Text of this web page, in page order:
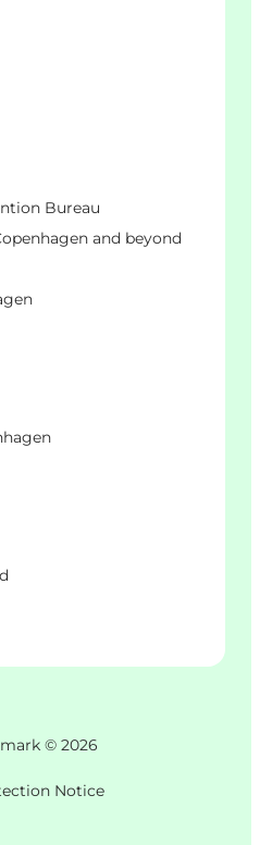
Bureau
and beyond
© 2026
Notice